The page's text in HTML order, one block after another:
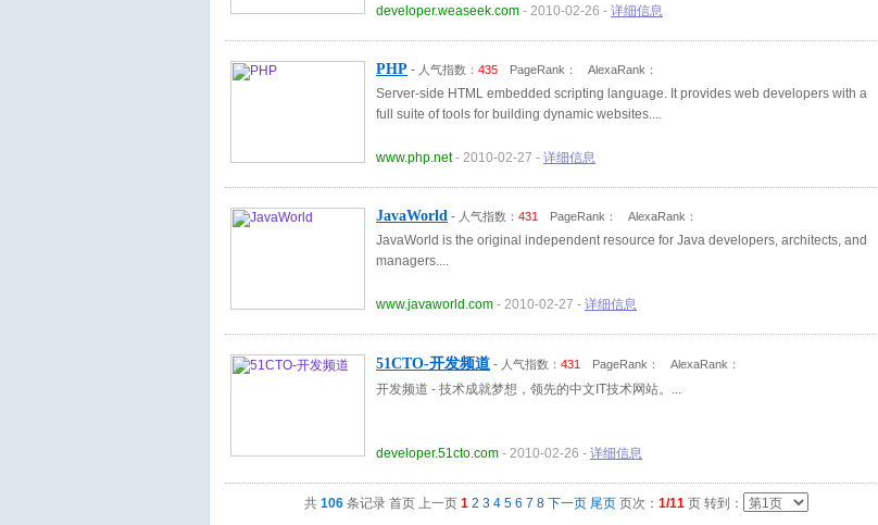
站。
developer.weaseek.com - 2010-02-26 - 详细信息
PHP - 人气指数： 435 PageRank： AlexaRank：
Server-side HTML embedded scripting language. It provides web developers with a
full suite of tools for building dynamic websites.
www.php.net- 2010-02-27 - 详细信息
JavaWorld - 人气指数： 431 PageRank： AlexaRank：
JavaWorld is the original independent resource for Java developers, architects, and
managers.
www.javaworld.com - 2010-02-27 - 详细信息
51CTO-开发频道 - 人气指数： 431 PageRank： AlexaRank：
开发频道 - 技术成就梦想，领先的中文IT技术网站。
developer.51cto.com - 2010-02-26 - 详细信息
共 106 条记录 首页 上一页 1 2 3 4 5 6 7 8 下一页 尾页 页次： 1/11 页 转到：